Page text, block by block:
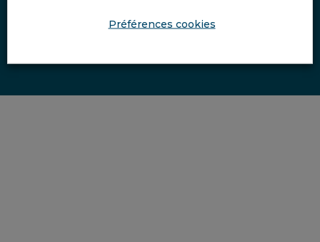
Site hebergé dans un green data center
Préférences cookies